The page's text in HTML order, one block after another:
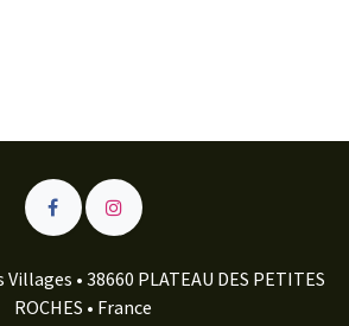
• 38660 PLATEAU DES PETITES
ROCHES • France